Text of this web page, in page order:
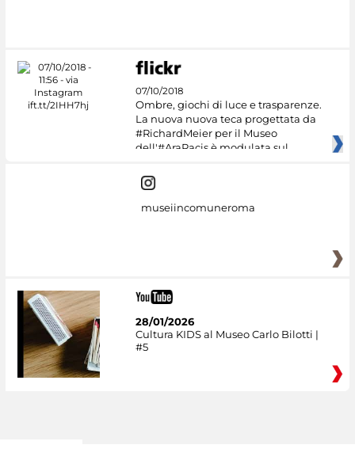
07/10/2018
Ombre, giochi di luce e trasparenze.
La nuova nuova teca progettata da
#RichardMeier per il Museo
dell'#AraPacis è modulata sul
museiincomuneroma
28/01/2026
Cultura KIDS al Museo Carlo Bilotti |
#5